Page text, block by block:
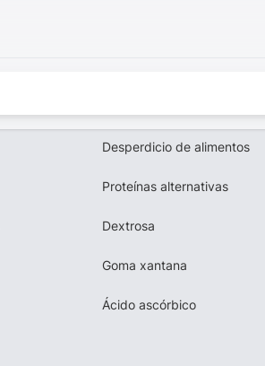
Desperdicio de alimentos
Proteínas alternativas
Dextrosa
Goma xantana
Ácido ascórbico